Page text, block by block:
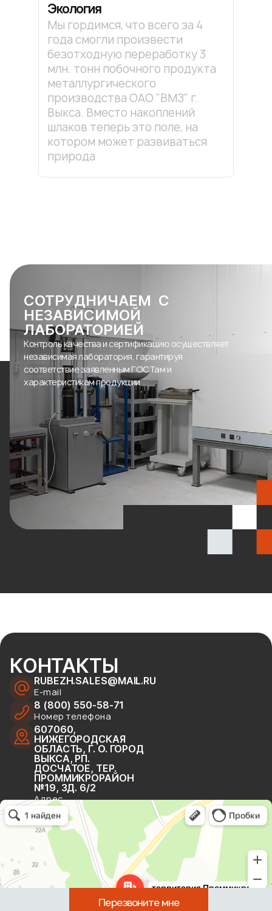
Экология
Мы гордимся, что всего за 4
года смогли произвести
безотходную переработку 3
млн. тонн побочного продукта
металлургического
производства ОАО "ВМЗ" г.
Выкса. Вместо накоплений
шлаков теперь это поле, на
котором может развиваться
природа
СОТРУДНИЧАЕМ С
НЕЗАВИСИМОЙ
ЛАБОРАТОРИЕЙ
Контроль качества и сертификацию осуществляет
независимая лаборатория, гарантируя
соответствие заявленным ГОСТам и
характеристикам продукции
КОНТАКТЫ
RUBEZH.SALES@MAIL.RU
E-mail
8 (800) 550-58-71
Номер телефона
607060,
НИЖЕГОРОДСКАЯ
ОБЛАСТЬ, Г. О. ГОРОД
ВЫКСА, РП.
ДОСЧАТОЕ, ТЕР.
ПРОММИКРОРАЙОН
№19, ЗД. 6/2
Адрес
Перезвоните мне
г. Выкса
Территория Проммикрорайон № 19, 6